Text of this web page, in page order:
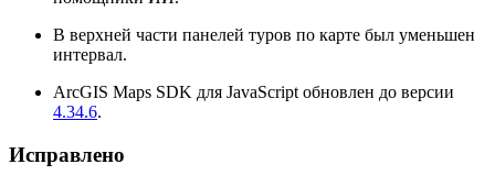
В верхней части панелей туров по карте был уменьшен
интервал.
ArcGIS Maps SDK для JavaScript обновлен до версии
4.34.6.
Исправлено